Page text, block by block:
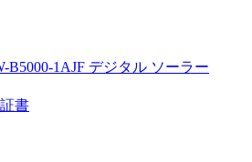
B5000-1AJF デジタル ソーラー
書